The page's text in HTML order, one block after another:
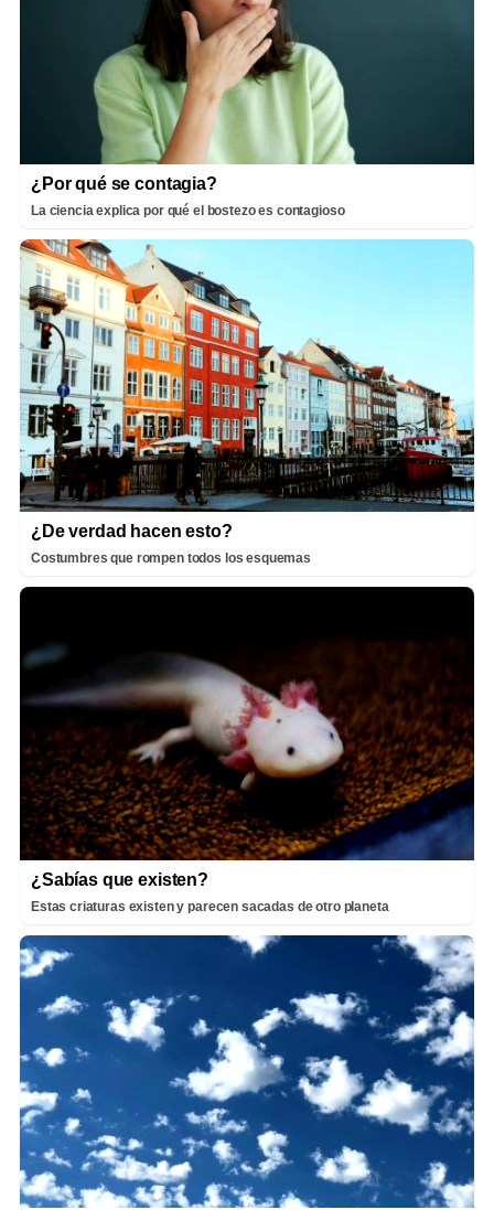
¿Por qué se contagia?
La ciencia explica por qué el bostezo es contagioso
¿De verdad hacen esto?
Costumbres que rompen todos los esquemas
¿Sabías que existen?
Estas criaturas existen y parecen sacadas de otro planeta